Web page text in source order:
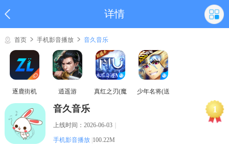
详情
首页 手机影音播放 音久音乐
逐鹿街机 逍遥游
真红之刃(魔
少年名将(送
1
音久音乐
上线时间：2026-06-03｜
手机影音播放 100.22M